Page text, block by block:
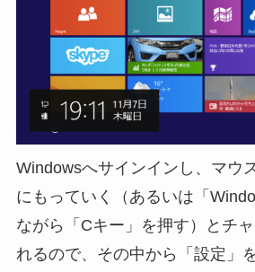
Windowsへサインインし、マウ
にもっていく（あるいは「
ながら「Cキー」を押す）とチ
れるので、その中から「設定」